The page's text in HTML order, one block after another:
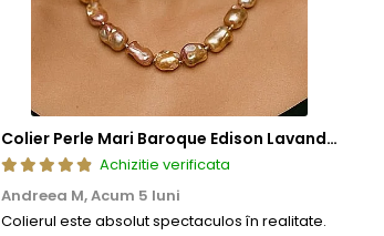
Colier Perle Mari Baroque Edison Lavandă, Calitatea AAA, Aur 14K | KASKADDA®
Achizitie verificata
Andreea M,Acum 5 luni
Colierul este absolut spectaculos în realitate.